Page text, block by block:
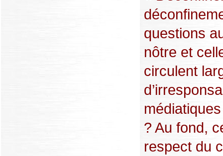
questions
nôtre et
circulent
? Au fond,
respect du